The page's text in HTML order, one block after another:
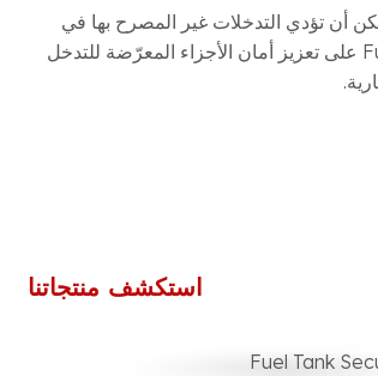
أن تؤدي التدخلات غير المصرح بها في
خطوط نقل الوقود وأقسام الإرجاع إلى خسائر كبيرة في الوقود. تساعد حلول حماية خطوط الوقود والوصلات التي طورتها Fuel Guard على تعزيز أمان الأجزاء المعرّضة للتدخل
استكشف منتجاتنا